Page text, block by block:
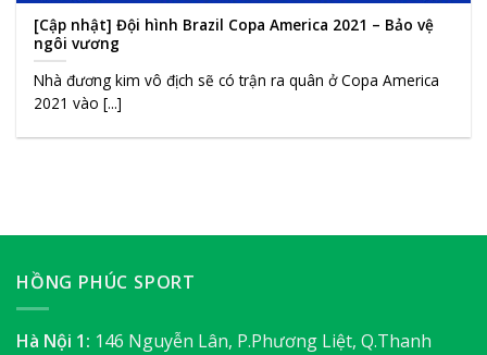
[Cập nhật] Đội hình Brazil Copa America 2021 – Bảo vệ
ngôi vương
Nhà đương kim vô địch sẽ có trận ra quân ở Copa America
2021 vào [...]
HỒNG PHÚC SPORT
Hà Nội 1: 146 Nguyễn Lân, P.Phương Liệt, Q.Thanh